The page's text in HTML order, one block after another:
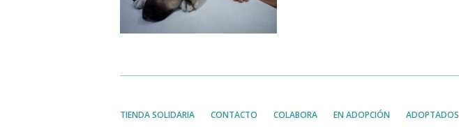
TIENDA SOLIDARIA CONTACTO COLABORA EN ADOPCIÓN ADOPTADOS